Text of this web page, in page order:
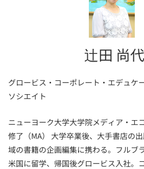
辻田 尚代
グロービス・コーポレート・エデュ
ソシエイト
ニューヨーク大学大学院メディア・エ
修了（MA） 大学卒業後、大手書店の
域の書籍の企画編集に携わる。フルブ
米国に留学、帰国後グロービス入社。